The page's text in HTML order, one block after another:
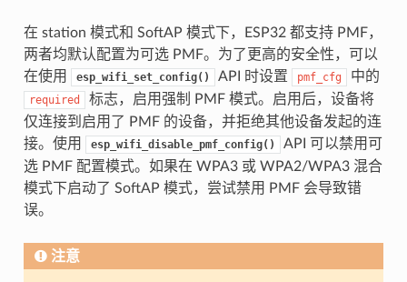
在 station 模式和 SoftAP 模式下，ESP32 都支持 PMF，
两者均默认配置为可选 PMF。为了更高的安全性，可以
在使用
esp_wifi_set_config() API 时设置 pmf_cfg 中的
required
标志，启用强制 PMF 模式。启用后，设备将
仅连接到启用了 PMF 的设备，并拒绝其他设备发起的连
接。使用
esp_wifi_disable_pmf_config()
API 可以禁用可
选 PMF 配置模式。如果在 WPA3 或 WPA2/WPA3 混合
模式下启动了 SoftAP 模式，尝试禁用 PMF 会导致错
误。
注意